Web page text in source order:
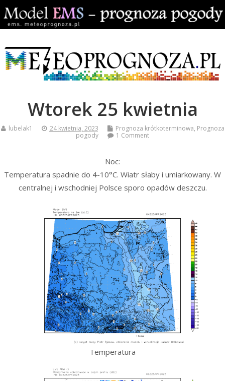
Wtorek 25 kwietnia
lubelak1 24 kwietnia, 2023 Prognoza krótkoterminowa, Prognoza
pogody
1 Comment
Noc:
Temperatura spadnie do 4-10°C. Wiatr słaby i umiarkowany. W
centralnej i wschodniej Polsce sporo opadów deszczu.
Temperatura